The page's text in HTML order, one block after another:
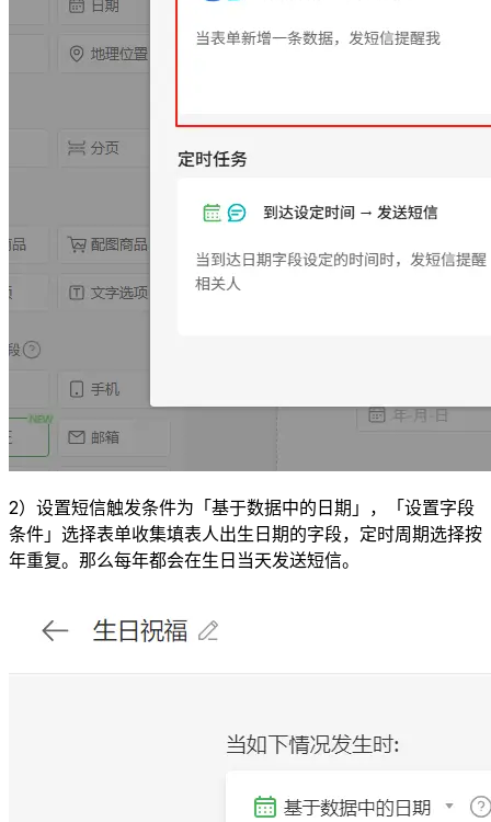
2）设置短信触发条件为「基于数据中的日期」，「设置字段
条件」选择表单收集填表人出生日期的字段，定时周期选择按
年重复。那么每年都会在生日当天发送短信。